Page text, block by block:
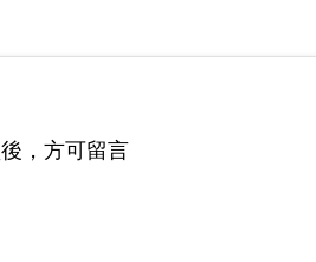
後，方可留言